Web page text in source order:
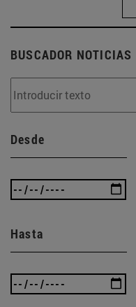
BUSCADOR NOTICIAS
Desde
Hasta